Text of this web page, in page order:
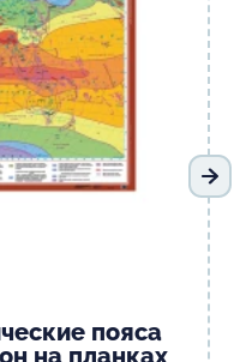
пояса
на планках